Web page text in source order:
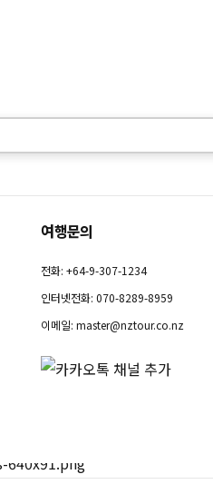
여행문의
전화: +64-9-307-1234
인터넷전화: 070-8289-8959
이메일:master@nztour.co.nz